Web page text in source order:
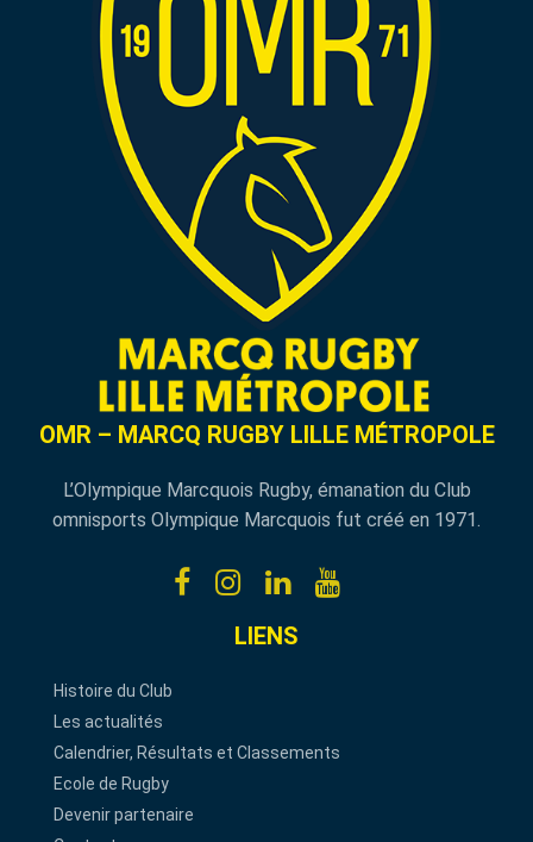
OMR – MARCQ RUGBY LILLE MÉTROPOLE
L’Olympique Marcquois Rugby, émanation du Club
omnisports Olympique Marcquois fut créé en 1971.
LIENS
Histoire du Club
Les actualités
Calendrier, Résultats et Classements
Ecole de Rugby
Devenir partenaire